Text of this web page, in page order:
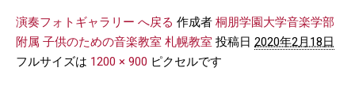
演奏フォトギャラリー へ戻る 作成者 桐朋学園大学音楽学部
附属 子供のための音楽教室 札幌教室 投稿日 2020年2月18日
フルサイズは 1200 × 900 ピクセルです